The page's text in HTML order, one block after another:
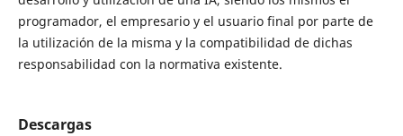
programador, el empresario y el usuario final por parte de
la utilización de la misma y la compatibilidad de dichas
responsabilidad con la normativa existente.
Descargas